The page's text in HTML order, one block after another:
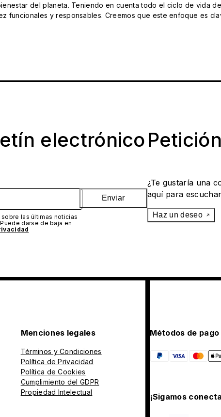
del planeta. Teniendo en cuenta todo el ciclo de vida
funcionales y responsables. Creemos que este enfoque es
electrónico
sobre las últimas noticias
darse de baja en
Enviar
¿Te gustaría una
aquí para
Haz un deseo
Menciones legales
Términos y Condiciones
Política de Privacidad
Política de Cookies
Cumplimiento del GDPR
Propiedad Intelectual
Métodos de pago
¡Sigamos